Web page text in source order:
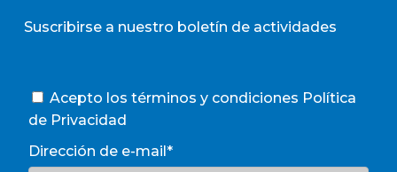
Suscribirse a nuestro boletín de actividades
Acepto los términos y condiciones Política
de Privacidad
Dirección de e-mail*